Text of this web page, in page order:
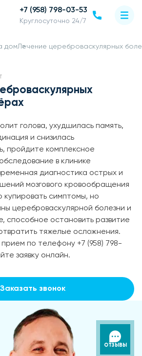
+7 (958) 798-03-53
Круглосуточно 24/7
домЛечение цереброваскулярных
голова, ухудшилась память,
и снизилась
пройдите комплексное
в клинике
диагностика острых и
мозгового кровообращения
купировать симптомы, но
цереброваскулярной болезни и
способное остановить развитие
тяжелые осложнения.
по телефону +7 (958) 798-
заявку онлайн.
Заказать звонок
ОТЗЫВЫ